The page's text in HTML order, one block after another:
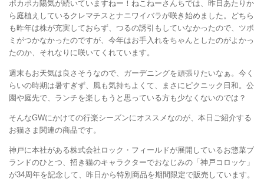
ポカポカ陽気が続いていますねー！ねこねーさんちでは、昨日あたりか
ら庭植えしているクレマチスとナニワイバラが咲き始めました。どちら
も昨年は株が充実しておらず、つるの誘引もしていなかったので、ツボ
ミがつかなかったのですが、今年はお手入れをちゃんとしたのがよかっ
たのか、それなりに咲いてくれています。
週末もお天気は良さそうなので、ガーデニングを頑張りたいなぁ。今く
らいの時期は暑すぎず、風も気持ちよくて、まさにピクニック日和。公
園や庭先で、ランチを楽しもうと思っている方も少なくないのでは？
そんなGWにかけての行楽シーズンにオススメなのが、本日ご紹介する
お猫さま関連の商品です。
神戸に本社がある株式会社ロック・フィールドが展開しているお惣菜ブ
ランドのひとつ、招き猫のキャラクターでおなじみの「神戸コロッケ」
が34周年を記念して、昨日から特別商品を期間限定で販売しています。